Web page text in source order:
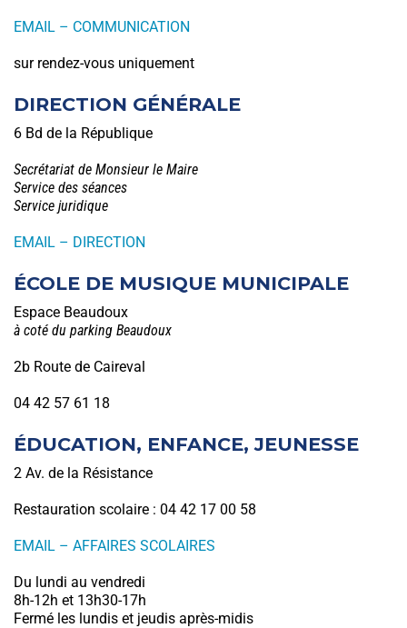
EMAIL – COMMUNICATION
sur rendez-vous uniquement
DIRECTION GÉNÉRALE
6 Bd de la République
Secrétariat de Monsieur le Maire
Service des séances
Service juridique
EMAIL – DIRECTION
ÉCOLE DE MUSIQUE MUNICIPALE
Espace Beaudoux
à coté du parking Beaudoux
2b Route de Caireval
04 42 57 61 18
ÉDUCATION, ENFANCE, JEUNESSE
2 Av. de la Résistance
Restauration scolaire : 04 42 17 00 58
EMAIL – AFFAIRES SCOLAIRES
Du lundi au vendredi
8h-12h et 13h30-17h
Fermé les lundis et jeudis après-midis